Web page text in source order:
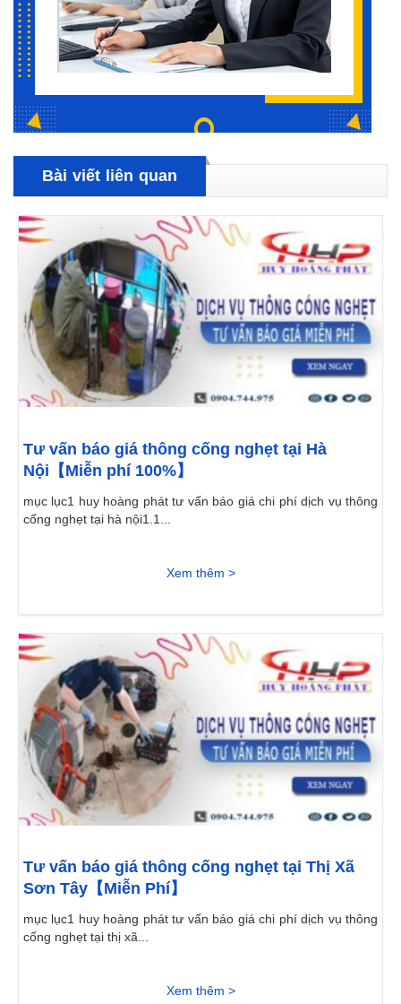
Bài viết liên quan
Tư vấn báo giá thông cống nghẹt tại Hà
Nội【Miễn phí 100%】
mục lục1 huy hoàng phát tư vấn báo giá chi phí dịch vụ thông
cống nghẹt tại hà nội1.1...
Xem thêm >
Tư vấn báo giá thông cống nghẹt tại Thị Xã
Sơn Tây【Miễn Phí】
mục lục1 huy hoàng phát tư vấn báo giá chi phí dịch vụ thông
cống nghẹt tại thị xã...
Xem thêm >